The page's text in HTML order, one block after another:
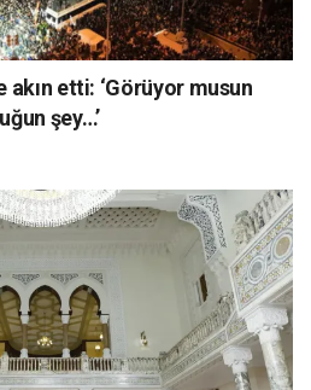
akın etti: ‘Görüyor musun
şey…’